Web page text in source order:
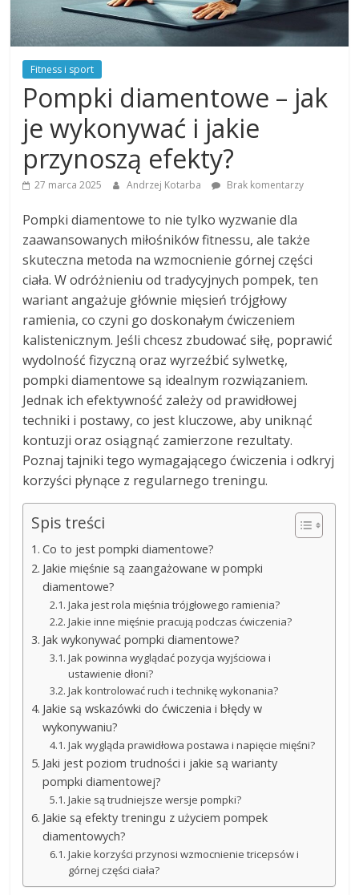
Fitness i sport
Pompki diamentowe – jak
je wykonywać i jakie
przynoszą efekty?
27 marca 2025 Andrzej Kotarba Brak komentarzy
Pompki diamentowe to nie tylko wyzwanie dla
zaawansowanych miłośników fitnessu, ale także
skuteczna metoda na wzmocnienie górnej części
ciała. W odróżnieniu od tradycyjnych pompek, ten
wariant angażuje głównie mięsień trójgłowy
ramienia, co czyni go doskonałym ćwiczeniem
kalistenicznym. Jeśli chcesz zbudować siłę, poprawić
wydolność fizyczną oraz wyrzeźbić sylwetkę,
pompki diamentowe są idealnym rozwiązaniem.
Jednak ich efektywność zależy od prawidłowej
techniki i postawy, co jest kluczowe, aby uniknąć
kontuzji oraz osiągnąć zamierzone rezultaty.
Poznaj tajniki tego wymagającego ćwiczenia i odkryj
korzyści płynące z regularnego treningu.
Spis treści
Co to jest pompki diamentowe?
Jakie mięśnie są zaangażowane w pompki
diamentowe?
Jaka jest rola mięśnia trójgłowego ramienia?
Jakie inne mięśnie pracują podczas ćwiczenia?
Jak wykonywać pompki diamentowe?
Jak powinna wyglądać pozycja wyjściowa i
ustawienie dłoni?
Jak kontrolować ruch i technikę wykonania?
Jakie są wskazówki do ćwiczenia i błędy w
wykonywaniu?
Jak wygląda prawidłowa postawa i napięcie mięśni?
Jaki jest poziom trudności i jakie są warianty
pompki diamentowej?
Jakie są trudniejsze wersje pompki?
Jakie są efekty treningu z użyciem pompek
diamentowych?
Jakie korzyści przynosi wzmocnienie tricepsów i
górnej części ciała?